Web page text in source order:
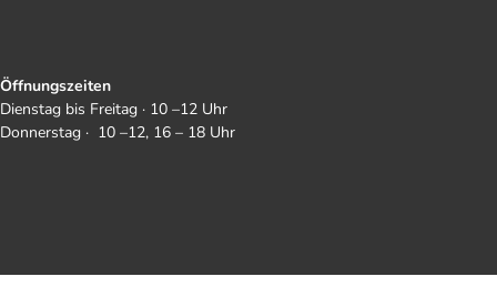
Öffnungszeiten
Dienstag bis Freitag · 10 –12 Uhr
Donnerstag · 10 –12, 16 – 18 Uhr